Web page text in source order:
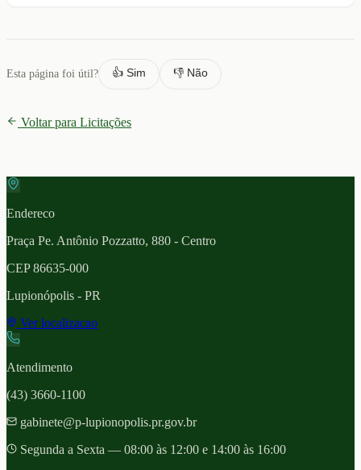
Esta página foi útil? 👍 Sim 👎 Não
Voltar para Licitações
Endereco
Praça Pe. Antônio Pozzatto, 880 - Centro
CEP86635-000
Lupionópolis - PR
Ver localizacao
Atendimento
(43) 3660-1100
gabinete@p-lupionopolis.pr.gov.br
Segunda a Sexta — 08:00 às 12:00 e 14:00 às 16:00